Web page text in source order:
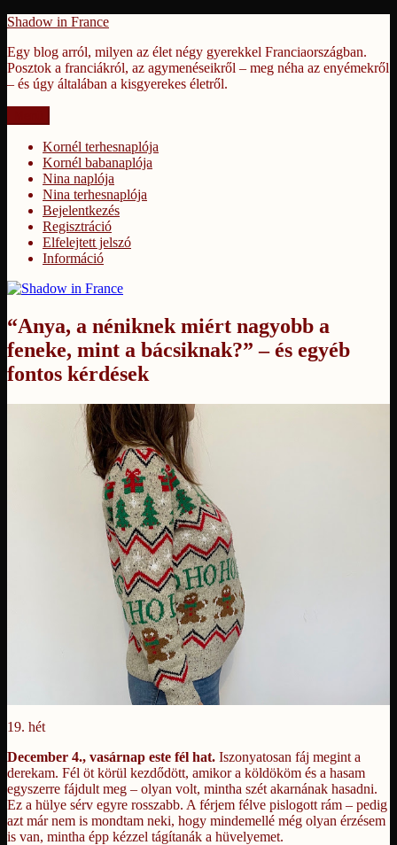
Tartalomhoz
Shadow in France
Egy blog arról, milyen az élet négy gyerekkel Franciaországban.
Posztok a franciákról, az agymenéseikről – meg néha az enyémekről
– és úgy általában a kisgyerekes életről.
Kornél terhesnaplója
Kornél babanaplója
Nina naplója
Nina terhesnaplója
Bejelentkezés
Regisztráció
Elfelejtett jelszó
Információ
“Anya, a néniknek miért nagyobb a
feneke, mint a bácsiknak?” – és egyéb
fontos kérdések
19. hét
December 4., vasárnap este fél hat. Iszonyatosan fáj megint a
derekam. Fél öt körül kezdődött, amikor a köldököm és a hasam
egyszerre fájdult meg – olyan volt, mintha szét akarnának hasadni.
Ez a hülye sérv egyre rosszabb. A férjem félve pislogott rám – pedig
azt már nem is mondtam neki, hogy mindemellé még olyan érzésem
is van, mintha épp kézzel tágítanák a hüvelyemet.